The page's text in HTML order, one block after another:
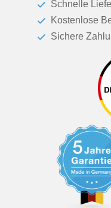
Schnelle
Kostenlose
Sichere